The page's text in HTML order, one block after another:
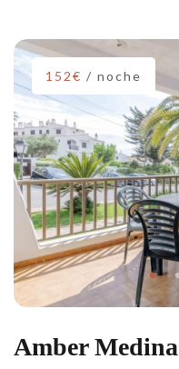
152€ / noche
Amber Medina